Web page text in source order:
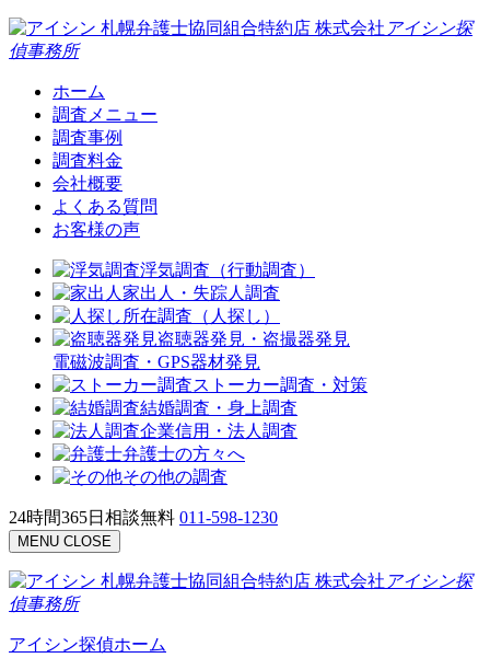
札幌弁護士協同組合特約店 株式会社 アイシン探
偵事務所
ホーム
調査メニュー
調査事例
調査料金
会社概要
よくある質問
お客様の声
浮気調査（行動調査）
家出人・失踪人調査
所在調査（人探し）
盗聴器発見・盗撮器発見
電磁波調査・GPS器材発見
ストーカー調査・対策
結婚調査・身上調査
企業信用・法人調査
弁護士の方々へ
その他の調査
24時間365日相談無料 011-598-1230
MENU CLOSE
札幌弁護士協同組合特約店 株式会社 アイシン探
偵事務所
アイシン探偵ホーム